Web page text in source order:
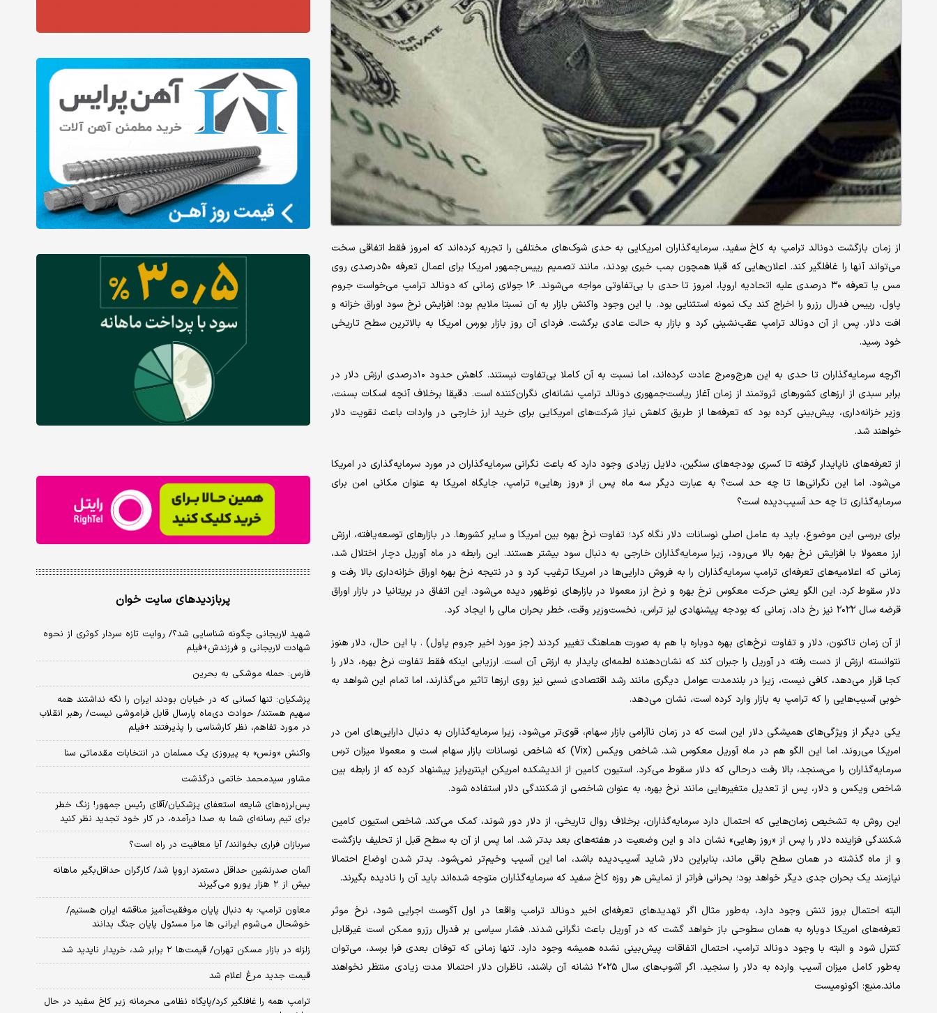
از زمان بازگشت دونالد ترامپ به کاخ سفید، سرمایه‌گذاران امریکایی به حدی شوک‌های مختلفی را تجربه کرده‌اند که امروز فقط اتفاقی سخت
می‌تواند آنها را غافلگیر کند. اعلان‌هایی که قبلا همچون بمب خبری بودند، مانند تصمیم رییس‌جمهور امریکا برای اعمال تعرفه ۵۰درصدی روی
مس یا تعرفه ۳۰ درصدی علیه اتحادیه اروپا، امروز تا حدی با بی‌تفاوتی مواجه می‌شوند. ۱۶ جولای زمانی که دونالد ترامپ می‌خواست جروم
پاول، رییس فدرال رزرو را اخراج کند یک نمونه استثنایی بود. با این وجود واکنش‌ بازار به آن نسبتا ملایم بود؛ افزایش نرخ سود اوراق خزانه و
افت دلار. پس از آن دونالد ترامپ عقب‌نشینی کرد و بازار به حالت عادی برگشت. فردای آن روز بازار بورس امریکا به بالاترین سطح تاریخی
خود رسید.
اگرچه سرمایه‌گذاران تا حدی به این هرج‌ومرج عادت کرده‌اند، اما نسبت به آن کاملا بی‌تفاوت نیستند. کاهش حدود ۱۰درصدی ارزش دلار در
برابر سبدی از ارزهای کشورهای ثروتمند از زمان آغاز ریاست‌جمهوری دونالد ترامپ نشانه‌ای نگران‌کننده است. دقیقا برخلاف آنچه اسکات بسنت،
وزیر خزانه‌داری، پیش‌بینی کرده بود که تعرفه‌ها از طریق کاهش نیاز شرکت‌های امریکایی برای خرید ارز خارجی در واردات باعث تقویت دلار
خواهند شد.
از تعرفه‌های ناپایدار گرفته تا کسری بودجه‌های سنگین، دلایل زیادی وجود دارد که باعث نگرانی سرمایه‌گذاران در مورد سرمایه‌گذاری در امریکا
می‌شود. اما این نگرانی‌ها تا چه حد است؟ به عبارت دیگر سه ماه پس از «روز رهایی» ترامپ، جایگاه امریکا به عنوان مکانی امن برای
سرمایه‌گذاری تا چه حد آسیب‌دیده است؟
برای بررسی این موضوع، باید به عامل اصلی نوسانات دلار نگاه کرد؛ تفاوت نرخ بهره بین امریکا و سایر کشورها. در بازارهای توسعه‌یافته، ارزش
ارز معمولا با افزایش نرخ بهره بالا می‌رود، زیرا سرمایه‌گذاران خارجی به دنبال سود بیشتر هستند. این رابطه در ماه آوریل دچار اختلال شد،
زمانی که اعلامیه‌های تعرفه‌ای ترامپ سرمایه‌گذاران را به فروش دارایی‌ها در امریکا ترغیب کرد و در نتیجه نرخ بهره اوراق خزانه‌داری بالا رفت و
دلار سقوط کرد. این الگو یعنی حرکت معکوس نرخ بهره و نرخ ارز معمولا در بازارهای نوظهور دیده می‌شود. این اتفاق در بریتانیا در بازار اوراق
قرضه سال ۲۰۲۲ نیز رخ داد، زمانی که بودجه پیشنهادی لیز تراس، نخست‌وزیر وقت، خطر بحران مالی را ایجاد کرد.
از آن زمان تاکنون، دلار و تفاوت نرخ‌های بهره دوباره با هم به صورت هماهنگ تغییر کردند (جز مورد اخیر جروم پاول) . با این حال، دلار هنوز
نتوانسته ارزش از دست‌ رفته در آوریل را جبران کند که نشان‌دهنده لطمه‌ای پایدار به ارزش آن است. ارزیابی اینکه فقط تفاوت نرخ بهره، دلار را
کجا قرار می‌دهد، کافی نیست، زیرا در بلندمدت عوامل دیگری مانند رشد اقتصادی نسبی نیز روی ارزها تاثیر می‌گذارند، اما تمام این شواهد به
خوبی آسیب‌هایی را که ترامپ به بازار وارد کرده است، نشان می‌دهد.
یکی دیگر از ویژگی‌های همیشگی دلار این است که در زمان ناآرامی بازار سهام، قوی‌تر می‌شود، زیرا سرمایه‌گذاران به‌ دنبال دارایی‌های امن در
امریکا می‌روند. اما این الگو هم در ماه آوریل معکوس شد. شاخص ویکس (Vix) که شاخص نوسانات بازار سهام است و معمولا میزان ترس
سرمایه‌گذاران را می‌سنجد، بالا رفت درحالی که دلار سقوط می‌کرد. استیون کامین از اندیشکده امریکن اینترپرایز پیشنهاد کرده که از رابطه بین
شاخص ویکس و دلار، پس از تعدیل متغیرهایی مانند نرخ بهره، به عنوان شاخصی از شکنندگی دلار استفاده شود.
این روش به تشخیص زمان‌هایی که احتمال دارد سرمایه‌گذاران، برخلاف روال تاریخی، از دلار دور شوند، کمک می‌کند. شاخص استیون کامین
شکنندگی فزاینده دلار را پس از «روز رهایی» نشان داد و این وضعیت در هفته‌های بعد بدتر شد. اما پس از آن به سطح قبل از تحلیف بازگشت
و از ماه گذشته در همان سطح باقی ماند، بنابراین دلار شاید آسیب‌دیده باشد، اما این آسیب وخیم‌تر نمی‌شود. بدتر شدن اوضاع احتمالا
نیازمند یک بحران جدی دیگر خواهد بود؛ بحرانی فراتر از نمایش هر روزه کاخ سفید که سرمایه‌گذاران متوجه شده‌اند باید آن را نادیده بگیرند.
البته احتمال بروز تنش وجود دارد، به‌طور مثال اگر تهدیدهای تعرفه‌ای اخیر دونالد ترامپ واقعا در اول آگوست اجرایی شود، نرخ موثر
تعرفه‌های امریکا دوباره به همان سطوحی باز خواهد گشت که در آوریل باعث نگرانی شدند. فشار سیاسی بر فدرال رزرو ممکن است غیرقابل
کنترل شود و البته با وجود دونالد ترامپ، احتمال اتفاقات پیش‌بینی نشده همیشه وجود دارد. تنها زمانی که توفان بعدی فرا برسد، می‌توان
به‌طور کامل میزان آسیب وارده به دلار را سنجید. اگر آشوب‌های سال ۲۰۲۵ نشانه‌ آن باشند، ناظران دلار احتمالا مدت زیادی منتظر نخواهند
ماند.منبع: اکونومیست
پربازدیدهای سایت خوان
شهید لاریجانی چگونه شناسایی شد؟/ روایت تازه سردار کوثری از نحوه
شهادت لاریجانی و فرزندش+فیلم
فارس: حمله موشکی به بحرین
پزشکیان: تنها کسانی که در خیابان بودند ایران را نگه نداشتند همه
سهیم هستند/ حوادث دی‌ماه پارسال قابل فراموشی نیست/ رهبر انقلاب
در مورد تفاهم، نظر کارشناسی را پذیرفتند +فیلم
واکنش «ونس» به پیروزی یک مسلمان در انتخابات مقدماتی سنا
مشاور سیدمحمد خاتمی درگذشت
پس‌لرزه‌های شایعه استعفای پزشکیان/آقای رئیس جمهور! زنگ خطر
برای تیم رسانه‌ای شما به صدا درآمده، در کار خود تجدید نظر کنید
سربازان فراری بخوانند/ آیا معافیت در راه است؟
آلمان صدرنشین حداقل دستمزد اروپا شد/ کارگران حداقل‌بگیر ماهانه
بیش از ۲ هزار یورو می‌گیرند
معاون ترامپ: به دنبال پایان موفقیت‌آمیز مناقشه ایران هستیم/
خوشحال می‌شوم ایرانی ها مرا مسئول پایان جنگ بدانند
زلزله در بازار مسکن تهران/ قیمت‌ها ۲ برابر شد، خریدار ناپدید شد
قیمت جدید مرغ اعلام شد
ترامپ همه را غافلگیر کرد/پایگاه نظامی محرمانه زیر کاخ سفید در حال